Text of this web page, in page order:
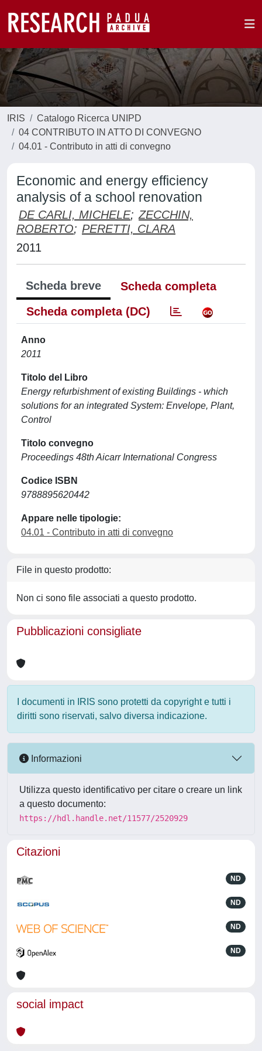
IRIS
Catalogo Ricerca UNIPD
04 CONTRIBUTO IN ATTO DI CONVEGNO
04.01 - Contributo in atti di convegno
Economic and energy efficiency
analysis of a school renovation
DE CARLI, MICHELE; ZECCHIN,
ROBERTO; PERETTI, CLARA
2011
Scheda breve
Scheda completa
Scheda completa (DC)
Anno
2011
Titolo del Libro
Energy refurbishment of existing Buildings - which
solutions for an integrated System: Envelope, Plant,
Control
Titolo convegno
Proceedings 48th Aicarr International Congress
Codice ISBN
9788895620442
Appare nelle tipologie:
04.01 - Contributo in atti di convegno
File in questo prodotto:
Non ci sono file associati a questo prodotto.
Pubblicazioni consigliate
I documenti in IRIS sono protetti da copyright e tutti i
diritti sono riservati, salvo diversa indicazione.
Informazioni
Utilizza questo identificativo per citare o creare un link
a questo documento:
https://hdl.handle.net/11577/2520929
Citazioni
ND
ND
ND
ND
social impact